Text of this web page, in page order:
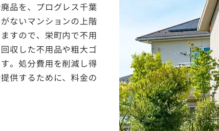
品を、プログレス千葉
ないマンションの上階
すので、栄町内で不用
収した不用品や粗大ゴ
。処分費用を削減し得
供するために、料金の